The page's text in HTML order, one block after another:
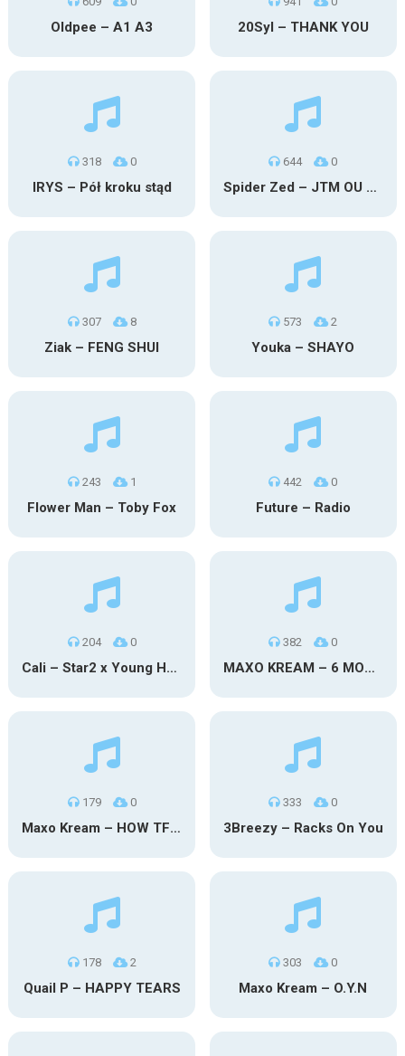
Oldpee – A1 A3 20Syl – THANK YOU
318 0
IRYS – Pół kroku stąd
644 0
Spider Zed – JTM OU TG
307 8
Ziak – FENG SHUI
573 2
Youka – SHAYO
243 1
Flower Man – Toby Fox
442 0
Future – Radio
204 0
Cali – Star2 x Young Henny
382 0
MAXO KREAM – 6 MONTHS CLEAN
179 0
Maxo Kream – HOW TF I’M LUCKY
333 0
3Breezy – Racks On You
178 2
Quail P – HAPPY TEARS
303 0
Maxo Kream – O.Y.N